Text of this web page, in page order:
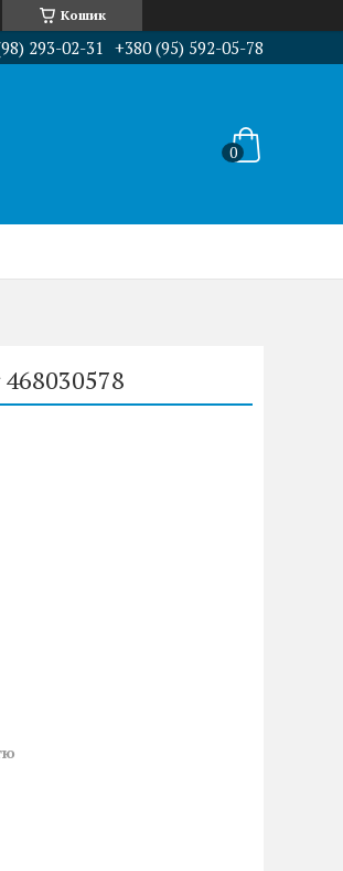
Кошик
293-02-31 +380 (95) 592-05-78